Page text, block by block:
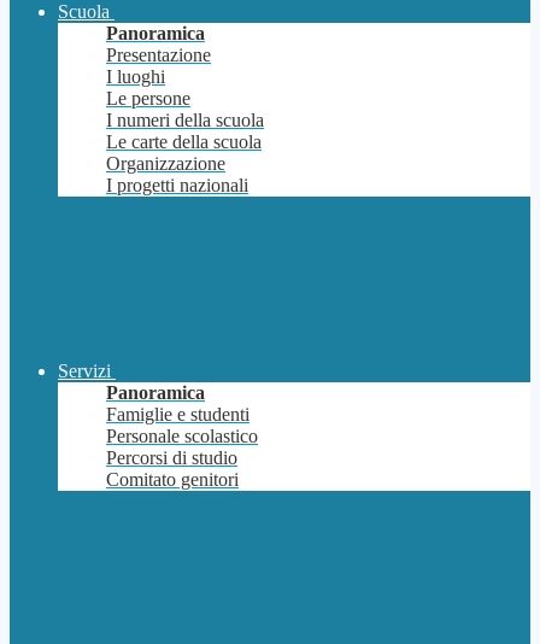
Scuola
Panoramica
Presentazione
I luoghi
Le persone
I numeri della scuola
Le carte della scuola
Organizzazione
I progetti nazionali
Servizi
Panoramica
Famiglie e studenti
Personale scolastico
Percorsi di studio
Comitato genitori